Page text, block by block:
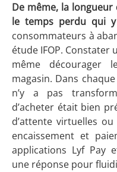
De même, la longueur
le temps perdu qui
consommateurs à
étude IFOP. Constater
même décourager
magasin. Dans
n’y a pas
d’acheter était bien
d’attente virtuelles
encaissement et
applications Lyf Pay
une réponse pour